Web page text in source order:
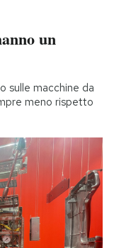
un
sulle macchine da
meno rispetto